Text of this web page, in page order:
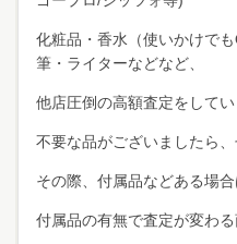
化粧品・香水（使いかけで
筆・ライターなどなど、
他店圧倒の高額査定をしてい
不要な品がございましたら
その際、付属品などある場
付属品の有無で査定が変わる